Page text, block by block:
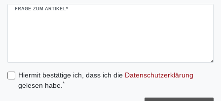
FRAGE ZUM ARTIKEL*
Hiermit bestätige ich, dass ich die Daten­schutz­erklärung
gelesen habe. *